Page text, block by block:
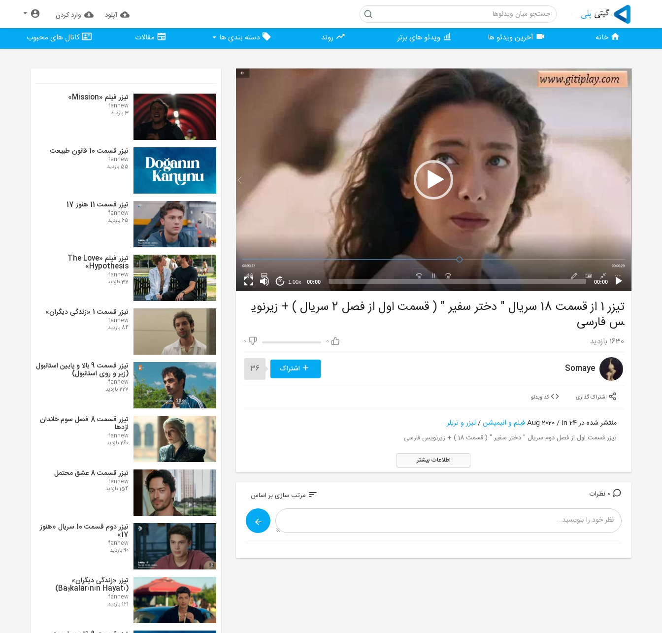
آپلود وارد كردن
خانه آخرین ویدئو ها ویدئو های برتر روند دسته بندی ها مقالات کانال های محبوب
00:00
00:00
1.00x
20
تیزر فیلم «Mission»
fannew
3 بازدید
تیزر قسمت 10 قانون طبیعت
fannew
55 بازدید
تیزر قسمت 11 هنوز 17
fannew
65 بازدید
تیزر فیلم «The Love
Hypothesis»
fannew
37 بازدید
تیزر قسمت 1 «زندگی دیگران»
fannew
84 بازدید
تیزر قسمت 9 بالا و پایین استانبول
(زیر و روی استانبول)
fannew
227 بازدید
تیزر قسمت 8 فصل سوم خاندان
اژدها
fannew
260 بازدید
تیزر قسمت 8 عشق محتمل
fannew
154 بازدید
تیزر دوم قسمت 10 سریال «هنوز
17»
fannew
90 بازدید
تیزر «زندگی دیگران»
(Başkalarının Hayatı)
fannew
121 بازدید
تیزر 1 از قسمت 18 سریال " دختر سفیر " ( قسمت اول از فصل 2 سریال ) + زیرنوی
س فارسی
0
0 1630 بازدید
Somaye اشتراک 36
منتشر شده در 24 Aug 2020 / In فیلم و انیمیشن/تیزر و تریلر
تیزر قسمت اول از فصل دوم سریال " دختر سفیر " ( قسمت 18 ) + زیرنویس فارسی
اطلاعات بیشتر
sort مرتب سازی بر اساس